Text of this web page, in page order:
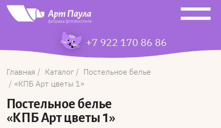
+7 922 170 86 86
Главная Каталог
Постельное белье
КПБ Арт цветы 1
Постельное белье
«КПБ Арт цветы 1»